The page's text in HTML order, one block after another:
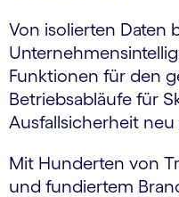
Von isolierten Daten
Funktionen für den
Betriebsabläufe für
Ausfallsicherheit neu
Mit Hunderten von
und fundiertem